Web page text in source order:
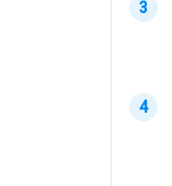
3
4